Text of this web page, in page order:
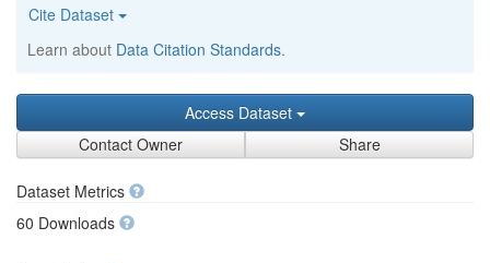
Cite Dataset
Learn about Data Citation Standards.
Access Dataset
Contact Owner
Share
Dataset Metrics
60 Downloads